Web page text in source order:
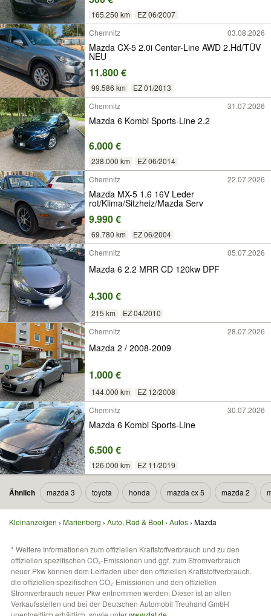
165.250 km
EZ 06/2007
Chemnitz
03.08.2026
Mazda CX-5 2.0i Center-Line AWD 2.Hd/TÜV
NEU
11.800 €
99.586 km
EZ 01/2013
Chemnitz
31.07.2026
Mazda 6 Kombi Sports-Line 2.2
6.000 €
238.000 km
EZ 06/2014
Chemnitz
22.07.2026
Mazda MX-5 1.6 16V Leder
rot/Klima/Sitzheiz/Mazda Serv
9.990 €
69.780 km
EZ 06/2004
Chemnitz
05.07.2026
Mazda 6 2.2 MRR CD 120kw DPF
4.300 €
215 km
EZ 04/2010
Chemnitz
28.07.2026
Mazda 2 / 2008-2009
1.000 €
144.000 km
EZ 12/2008
Chemnitz
30.07.2026
Mazda 6 Kombi Sports-Line
6.500 €
126.000 km EZ 11/2019
Ähnlich mazda 3 toyota honda mazda cx 5 mazda 2
Kleinanzeigen Marienberg Auto, Rad & Boot Autos Mazda
* Weitere Informationen zum offiziellen Kraftstoffverbrauch und zu den
offiziellen spezifischen CO₂-Emissionen und ggf. zum Stromverbrauch
neuer Pkw können dem Leitfaden über den offiziellen Kraftstoffverbrauch,
die offiziellen spezifischen CO₂-Emissionen und den offiziellen
Stromverbrauch neuer Pkw entnommen werden. Dieser ist an allen
Verkaufsstellen und bei der Deutschen Automobil Treuhand GmbH